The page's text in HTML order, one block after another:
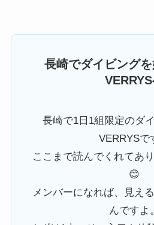
長崎でダイビングを
長崎で1日1組限定のダ
VERRYSで
ここまで読んでくれてあ
😊
メンバーになれば、見え
んですよ。